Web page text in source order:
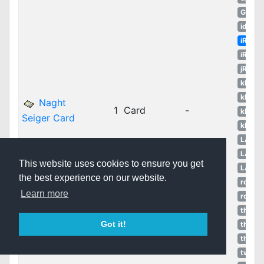
This website uses cookies to ensure you get
the best experience on our website.
Learn more
Got it!
Naght
Seiger Card
1 Card -
GGH
idRO
iRO
iROT
jRO
kROM
kROS
kROZ
kROZS
ropEU
ropRU
thROC
thROC
thROG
twRO